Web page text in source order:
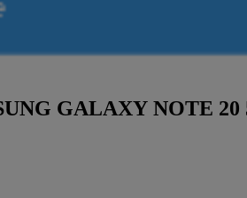
GALAXY NOTE 20